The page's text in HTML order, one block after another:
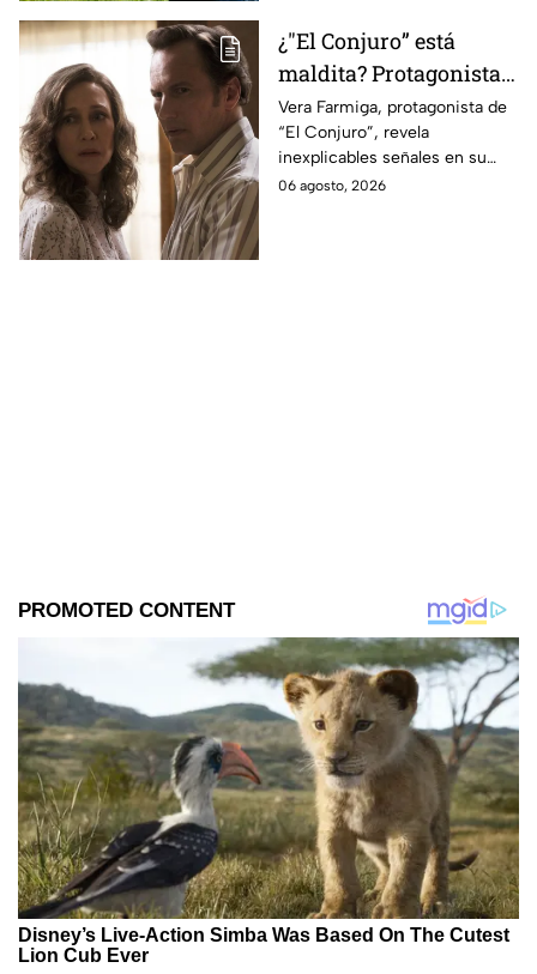
¿"El Conjuro” está
maldita? Protagonista
revela INQUIETANTES
señales en su cuerpo
durante la grabación de
la película
Vera Farmiga, protagonista de
“El Conjuro”, revela
inexplicables señales en su
cuerpo durante el rodaje de la
06 agosto, 2026